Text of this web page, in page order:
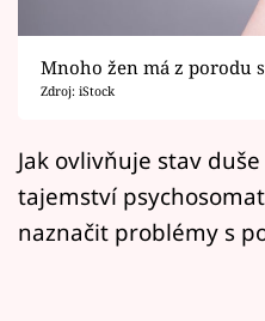
Filmový festival
Mámy sobě
Mnoho žen má z porodu
Zdroj: iStock
Jak ovlivňuje stav
tajemství
naznačit problémy s